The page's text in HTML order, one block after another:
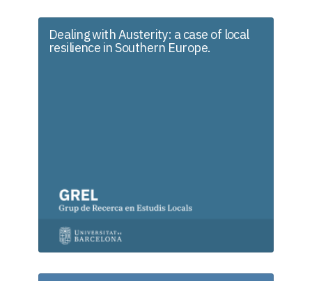
Dealing with Austerity: a case of local
resilience in Southern Europe.